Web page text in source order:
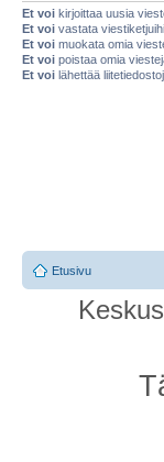
Et voi kirjoittaa uusia
Et voi vastata
Et voi muokata omia
Et voi poistaa omia
Et voi lähettää
Etusivu